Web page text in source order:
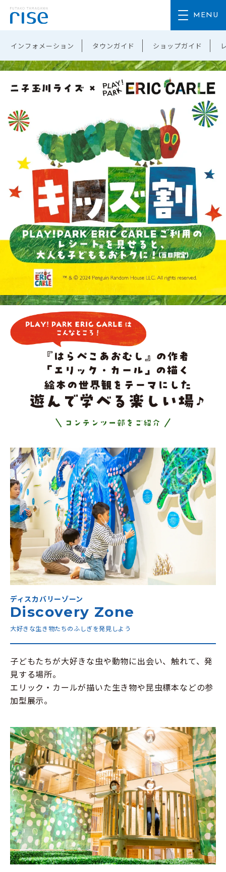
インフォメーション タウンガイド ショップガイド
ディスカバリーゾーン
Discovery Zone
大好きな生き物たちのふしぎを発見しよう
子どもたちが大好きな虫や動物に出会い、触れて、発
見する場所。
エリック・カールが描いた生き物や昆虫標本などの参
加型展示。